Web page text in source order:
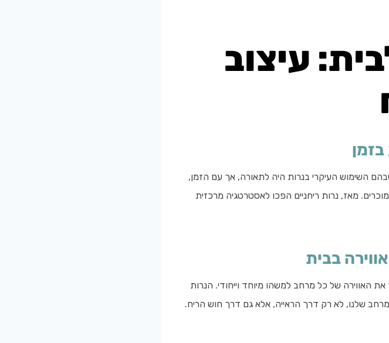
עיצוב
השימוש העיקרי בנרות היה לתאורה, אך עם הזמן,
מאז, נרות ריחניים הפכו לאסטרטגיה מרכזית
בבית
האווירה של כל מרחב למשהו מיוחד וייחודי. הנרות
שלנו, לא רק דרך הראייה, אלא גם דרך חוש הריח.